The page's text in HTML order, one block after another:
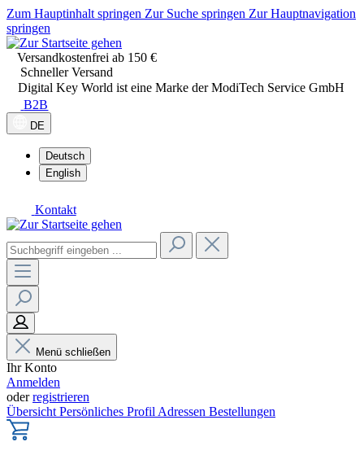
Zum Hauptinhalt springen Zur Suche springen Zur Hauptnavigation
springen
Versandkostenfrei ab 150 €
Schneller Versand
Digital Key World ist eine Marke der ModiTech Service GmbH
B2B
DE
Deutsch
English
Kontakt
Menü schließen
Ihr Konto
Anmelden
oderregistrieren
Übersicht Persönliches Profil Adressen Bestellungen